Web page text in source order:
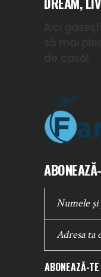
Aici
să mai
de casă!
ABONEAZĂ-TE